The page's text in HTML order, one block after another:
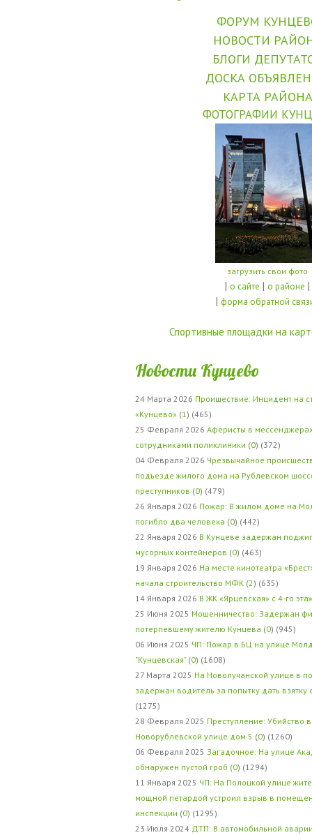
ФОРУМ
НОВОСТИ
БЛОГИ
ДОСКА
КАРТА РАЙОНА
ФОТОГРАФИИ
загрузить свои фото
| о сайте | о районе |
| форма обратной
Спортивные площадки на
Новости Кунцево
24 Марта 2026 Проишествие: Инцидент на
«Кунцево» (1 ) (465)
25 Февраля 2026 Аферисты в
сотрудниками поликлиники (0) (372)
04 Февраля 2026 Чрезвычайное
подъезде жилого дома на Рублевском
преступников (0) (479)
26 Января 2026 Пожар: В жилом доме на
погибло два человека (0) (442)
22 Января 2026 В Кунцеве задержан
мусорных контейнеров (0) (463)
19 Января 2026 На месте кинотеатра
начала строительство МФК (2) (635)
14 Января 2026 В ЖК «Ярцевская» с 4-го
25 Июня 2025 Мошенничество: Задержан
потерпевшему жителю Кунцева (0) (945)
06 Июня 2025 ЧП: Пожар в БЦ на улице
"Кунцевская" (0) (1608)
27 Марта 2025 На Новолучанской улице в
задержан водитель за попытку дать
(1275)
28 Февраля 2025 Преступление: Убийство
Новорублёвской улице дом 5 (0) (1260)
06 Февраля 2025 Загадочное: На улице
обнаружен пустой гроб (0) (1294)
11 Января 2025 ЧП: На Полоцкой улице
мощной петардой устроил взрыв в
инспекции (0) (1295)
23 Июля 2024 ДТП: В автомобильной